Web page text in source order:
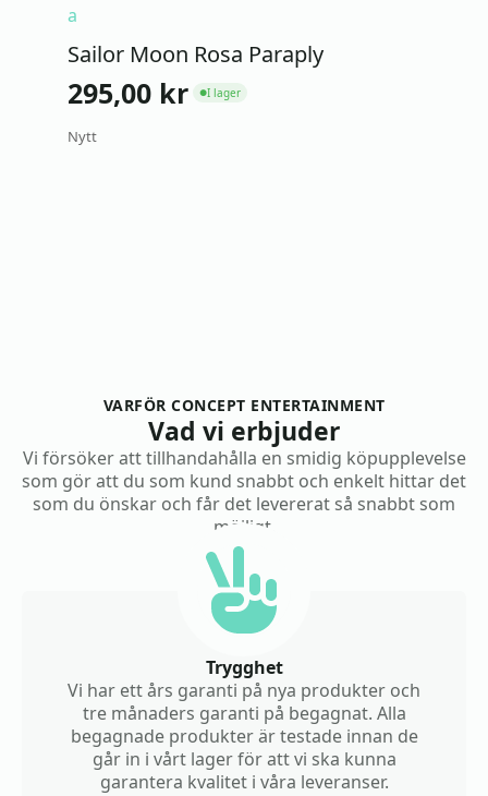
Sailor Moon Rosa Paraply
295,00 kr ●I lager
Nytt
VARFÖR CONCEPT ENTERTAINMENT
Vad vi erbjuder
Vi försöker att tillhandahålla en smidig köpupplevelse
som gör att du som kund snabbt och enkelt hittar det
som du önskar och får det levererat så snabbt som
möjligt.
Trygghet
Vi har ett års garanti på nya produkter och
tre månaders garanti på begagnat. Alla
begagnade produkter är testade innan de
går in i vårt lager för att vi ska kunna
garantera kvalitet i våra leveranser.